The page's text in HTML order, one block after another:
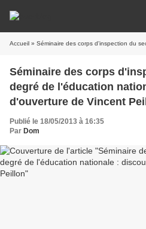
Accueil » Séminaire des corps d'inspection du second degré de
Séminaire des corps
degré de l'éducation
d'ouverture de Vincent
Publié le 18/05/2013 à 16:35
Par Dom